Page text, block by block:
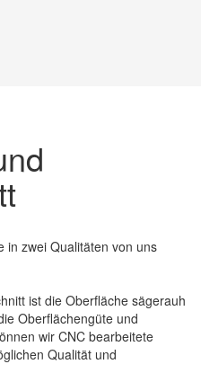
in zwei Qualitäten von uns
ist die Oberfläche sägerauh
Oberflächengüte und
wir CNC bearbeitete
Qualität und